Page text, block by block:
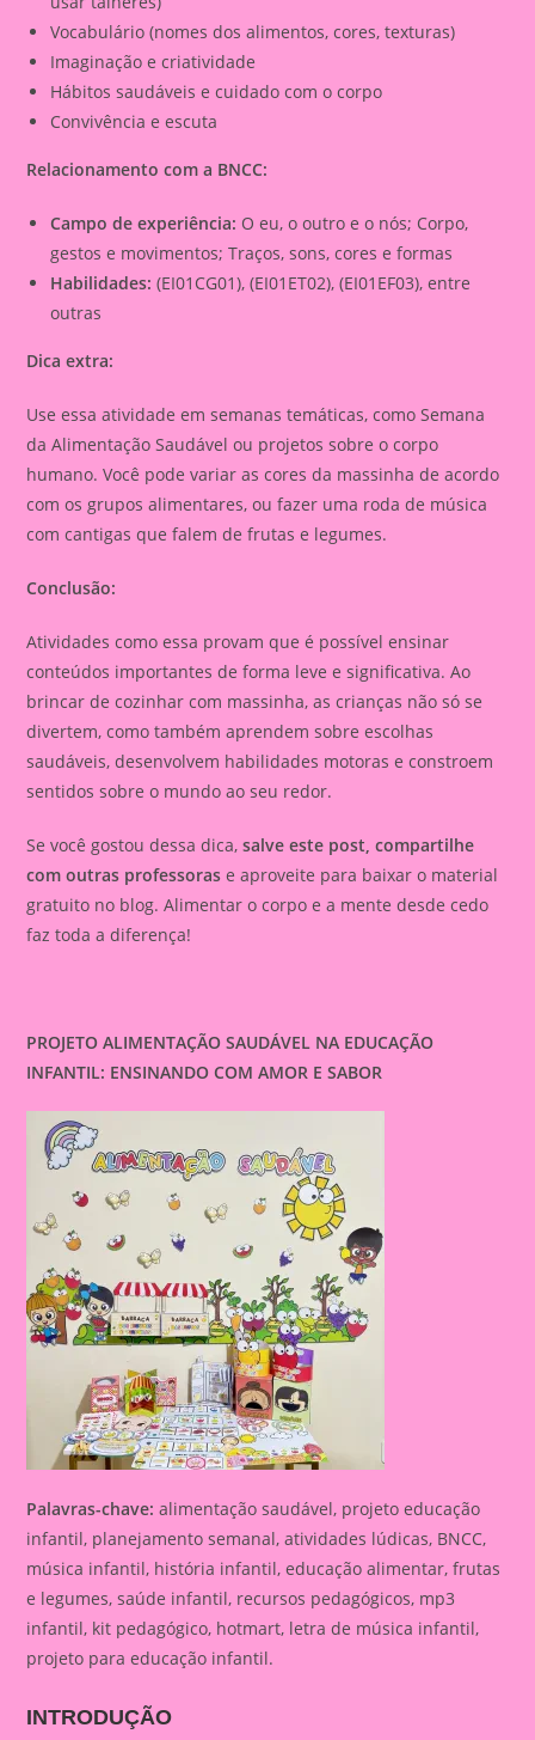
Vocabulário (nomes dos alimentos, cores, texturas)
Imaginação e criatividade
Hábitos saudáveis e cuidado com o corpo
Convivência e escuta
Relacionamento com a BNCC:
Campo de experiência: O eu, o outro e o nós; Corpo,
gestos e movimentos; Traços, sons, cores e formas
Habilidades: (EI01CG01), (EI01ET02), (EI01EF03), entre
outras
Dica extra:
Use essa atividade em semanas temáticas, como Semana
da Alimentação Saudável ou projetos sobre o corpo
humano. Você pode variar as cores da massinha de acordo
com os grupos alimentares, ou fazer uma roda de música
com cantigas que falem de frutas e legumes.
Conclusão:
Atividades como essa provam que é possível ensinar
conteúdos importantes de forma leve e significativa. Ao
brincar de cozinhar com massinha, as crianças não só se
divertem, como também aprendem sobre escolhas
saudáveis, desenvolvem habilidades motoras e constroem
sentidos sobre o mundo ao seu redor.
Se você gostou dessa dica,salve este post, compartilhe
com outras professoras e aproveite para baixar o material
gratuito no blog. Alimentar o corpo e a mente desde cedo
faz toda a diferença!
PROJETO ALIMENTAÇÃO SAUDÁVEL NA EDUCAÇÃO
INFANTIL: ENSINANDO COM AMOR E SABOR
Palavras-chave: alimentação saudável, projeto educação
infantil, planejamento semanal, atividades lúdicas, BNCC,
música infantil, história infantil, educação alimentar, frutas
e legumes, saúde infantil, recursos pedagógicos, mp3
infantil, kit pedagógico, hotmart, letra de música infantil,
projeto para educação infantil.
INTRODUÇÃO